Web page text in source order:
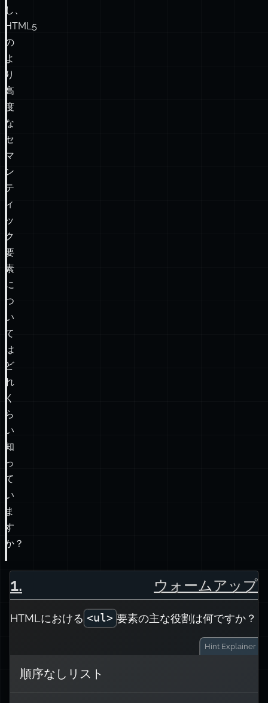
し、
HTML5
の
よ
り
高
度
な
セ
マ
ン
テ
ィ
ッ
ク
要
素
に
つ
い
て
は
ど
れ
く
ら
い
知
っ
て
い
ま
す
か？
1. ウォームアップ
HTMLにおける <ul> 要素の主な役割は何ですか？
Hint Explainer
順序なしリスト